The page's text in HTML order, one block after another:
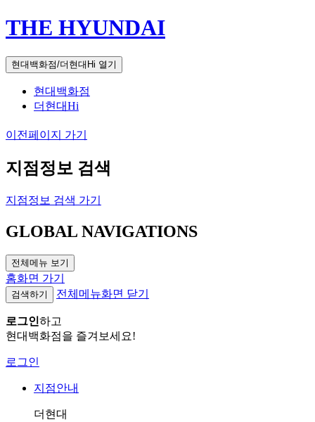
THE HYUNDAI
현대백화점/더현대Hi 열기
현대백화점
더현대Hi
이전페이지 가기
지점정보 검색
지점정보 검색 가기
GLOBAL NAVIGATIONS
전체메뉴 보기
홈화면 가기
검색하기 전체메뉴화면 닫기
로그인하고
현대백화점을 즐겨보세요!
로그인
지점안내
더현대